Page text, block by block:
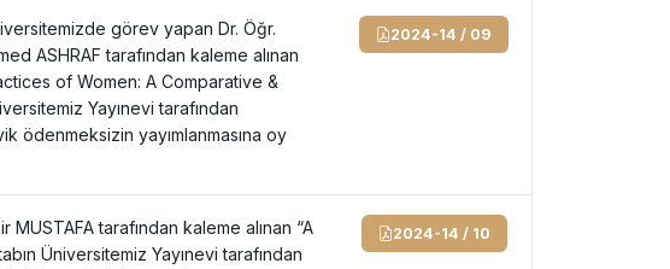
görev yapan Dr. Öğr.
ASHRAF tarafından kaleme alınan
of Women: A Comparative &
Yayınevi tarafından
ödenmeksizin yayımlanmasına oy
2024-14 / 09
tarafından kaleme alınan “A
Üniversitemiz Yayınevi tarafından
2024-14 / 10